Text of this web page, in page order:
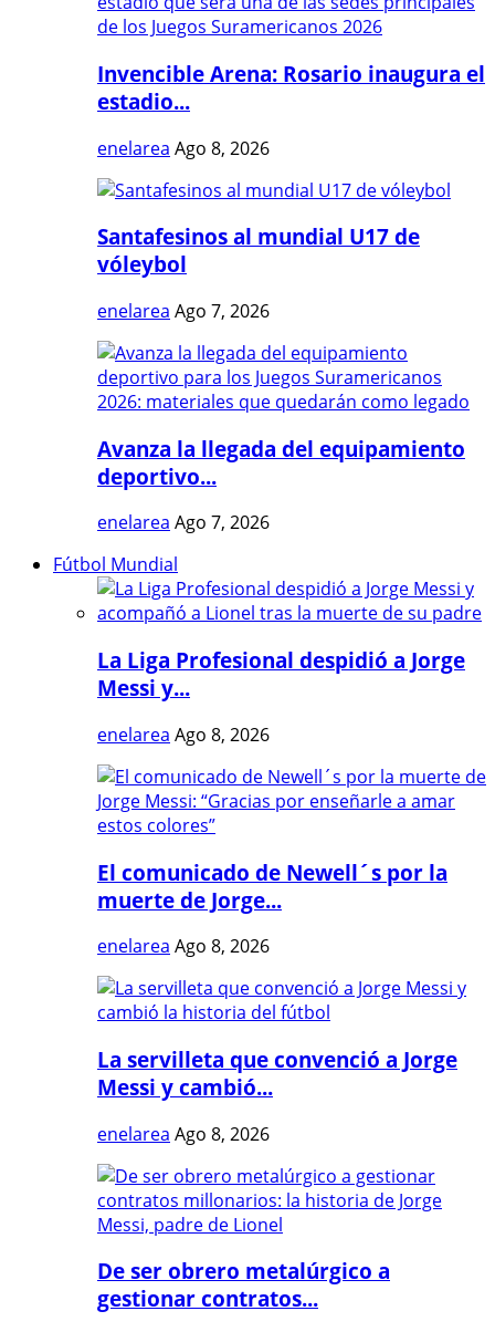
Invencible Arena: Rosario inaugura el
estadio...
enelarea Ago 8, 2026
Santafesinos al mundial U17 de
vóleybol
enelarea Ago 7, 2026
Avanza la llegada del equipamiento
deportivo...
enelarea Ago 7, 2026
Fútbol Mundial
La Liga Profesional despidió a Jorge
Messi y...
enelarea Ago 8, 2026
El comunicado de Newell´s por la
muerte de Jorge...
enelarea Ago 8, 2026
La servilleta que convenció a Jorge
Messi y cambió...
enelarea Ago 8, 2026
De ser obrero metalúrgico a
gestionar contratos...